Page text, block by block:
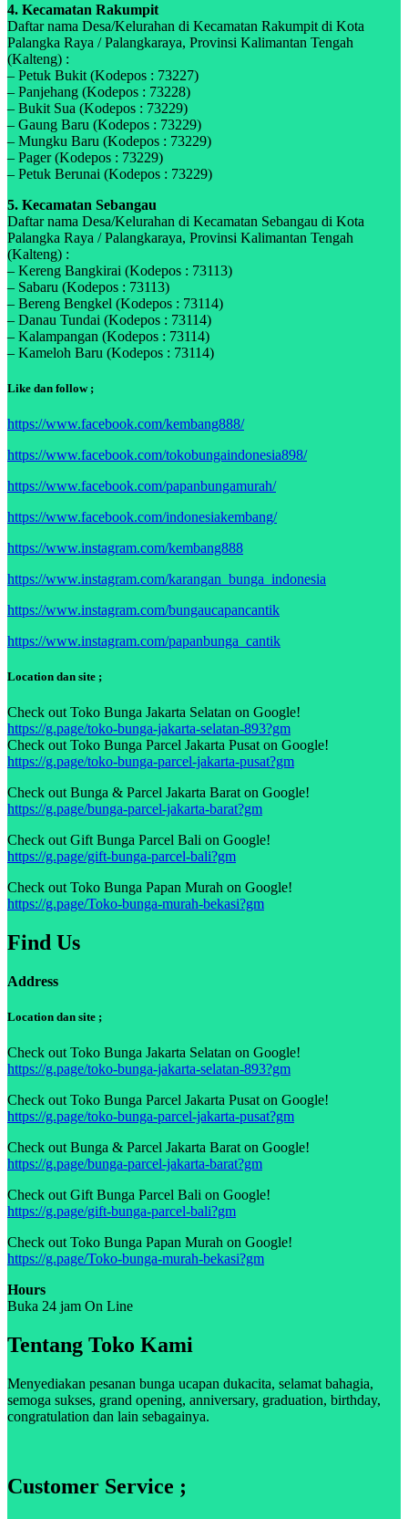
4. Kecamatan Rakumpit
Daftar nama Desa/Kelurahan di Kecamatan Rakumpit di Kota
Palangka Raya / Palangkaraya, Provinsi Kalimantan Tengah
(Kalteng) :
– Petuk Bukit (Kodepos : 73227)
– Panjehang (Kodepos : 73228)
– Bukit Sua (Kodepos : 73229)
– Gaung Baru (Kodepos : 73229)
– Mungku Baru (Kodepos : 73229)
– Pager (Kodepos : 73229)
– Petuk Berunai (Kodepos : 73229)
5. Kecamatan Sebangau
Daftar nama Desa/Kelurahan di Kecamatan Sebangau di Kota
Palangka Raya / Palangkaraya, Provinsi Kalimantan Tengah
(Kalteng) :
– Kereng Bangkirai (Kodepos : 73113)
– Sabaru (Kodepos : 73113)
– Bereng Bengkel (Kodepos : 73114)
– Danau Tundai (Kodepos : 73114)
– Kalampangan (Kodepos : 73114)
– Kameloh Baru (Kodepos : 73114)
Like dan follow ;
https://www.facebook.com/kembang888/
https://www.facebook.com/tokobungaindonesia898/
https://www.facebook.com/papanbungamurah/
https://www.facebook.com/indonesiakembang/
https://www.instagram.com/kembang888
https://www.instagram.com/karangan_bunga_indonesia
https://www.instagram.com/bungaucapancantik
https://www.instagram.com/papanbunga_cantik
Location dan site ;
Check out Toko Bunga Jakarta Selatan on Google!
https://g.page/toko-bunga-jakarta-selatan-893?gm
Check out Toko Bunga Parcel Jakarta Pusat on Google!
https://g.page/toko-bunga-parcel-jakarta-pusat?gm
Check out Bunga & Parcel Jakarta Barat on Google!
https://g.page/bunga-parcel-jakarta-barat?gm
Check out Gift Bunga Parcel Bali on Google!
https://g.page/gift-bunga-parcel-bali?gm
Check out Toko Bunga Papan Murah on Google!
https://g.page/Toko-bunga-murah-bekasi?gm
Find Us
Address
Location dan site ;
Check out Toko Bunga Jakarta Selatan on Google!
https://g.page/toko-bunga-jakarta-selatan-893?gm
Check out Toko Bunga Parcel Jakarta Pusat on Google!
https://g.page/toko-bunga-parcel-jakarta-pusat?gm
Check out Bunga & Parcel Jakarta Barat on Google!
https://g.page/bunga-parcel-jakarta-barat?gm
Check out Gift Bunga Parcel Bali on Google!
https://g.page/gift-bunga-parcel-bali?gm
Check out Toko Bunga Papan Murah on Google!
https://g.page/Toko-bunga-murah-bekasi?gm
Hours
Buka 24 jam On Line
Tentang Toko Kami
Menyediakan pesanan bunga ucapan dukacita, selamat bahagia,
semoga sukses, grand opening, anniversary, graduation, birthday,
congratulation dan lain sebagainya.
Customer Service ;